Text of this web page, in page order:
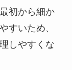
初から細か
すいため、
しやすくな